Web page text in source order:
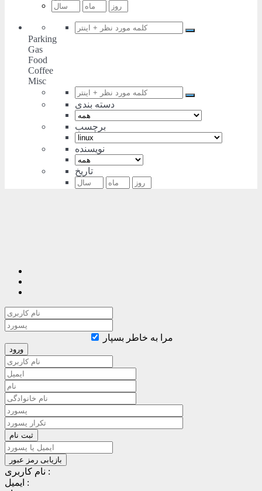
Parking
Gas
Food
Coffee
Misc
دسته بندی
برچسب
نویسنده
تاریخ
مرا به خاطر بسپار
نام کاربری :
ایمیل :